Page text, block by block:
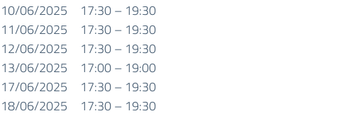
10/06/2025 17:30 – 19:30
11/06/2025 17:30 – 19:30
12/06/2025 17:30 – 19:30
13/06/2025 17:00 – 19:00
17/06/2025 17:30 – 19:30
18/06/2025 17:30 – 19:30